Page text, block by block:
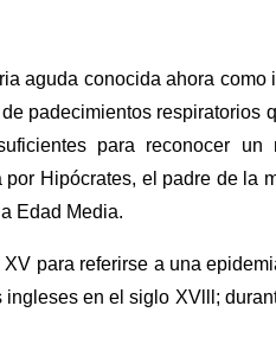
aguda conocida ahora como
padecimientos respiratorios
para reconocer un
Hipócrates, el padre de la
Edad Media.
para referirse a una
en el siglo XVlll;